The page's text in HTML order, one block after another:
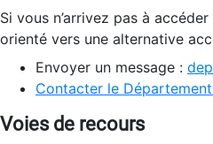
Si vous n’arrivez pas à
orienté vers une alternative
Envoyer un message :
Contacter le
Voies de recours